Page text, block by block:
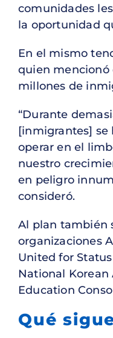
comunidades
la oportunidad
En el mismo
quien mencionó
millones de
“Durante
[inmigrantes] se
operar en el
nuestro
en peligro
consideró.
Al plan también
organizaciones
United for
National Korean
Education
Qué